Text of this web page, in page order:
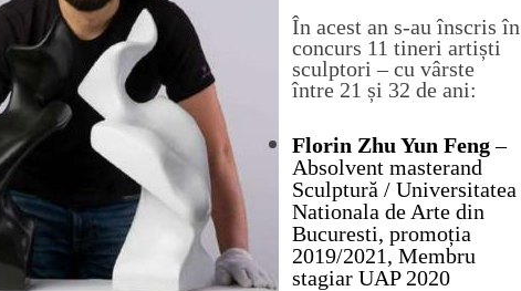
În acest an s-au înscris în
concurs 11 tineri artiști
sculptori – cu vârste
între 21 și 32 de ani:
Florin Zhu Yun Feng–
Absolvent masterand
Sculptură / Universitatea
Nationala de Arte din
Bucuresti, promoția
2019/2021, Membru
stagiar UAP 2020